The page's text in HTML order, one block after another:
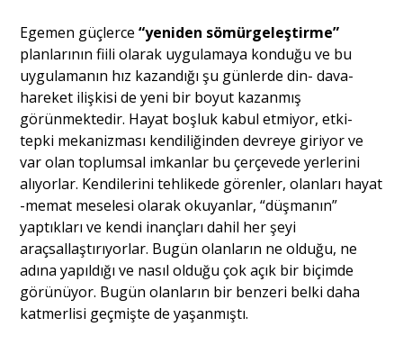
Egemen güçlerce“yeniden sömürgeleştirme”
planlarının fiili olarak uygulamaya konduğu ve bu
uygulamanın hız kazandığı şu günlerde din- dava-
hareket ilişkisi de yeni bir boyut kazanmış
görünmektedir. Hayat boşluk kabul etmiyor, etki-
tepki mekanizması kendiliğinden devreye giriyor ve
var olan toplumsal imkanlar bu çerçevede yerlerini
alıyorlar. Kendilerini tehlikede görenler, olanları hayat
-memat meselesi olarak okuyanlar, “düşmanın”
yaptıkları ve kendi inançları dahil her şeyi
araçsallaştırıyorlar. Bugün olanların ne olduğu, ne
adına yapıldığı ve nasıl olduğu çok açık bir biçimde
görünüyor. Bugün olanların bir benzeri belki daha
katmerlisi geçmişte de yaşanmıştı.